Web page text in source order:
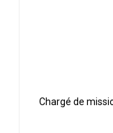
Chargé de